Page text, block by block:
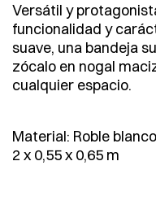
Versátil y
funcionalidad y
suave, una bandeja
zócalo en nogal
cualquier espacio.
Material: Roble
2 x 0,55 x 0,65 m